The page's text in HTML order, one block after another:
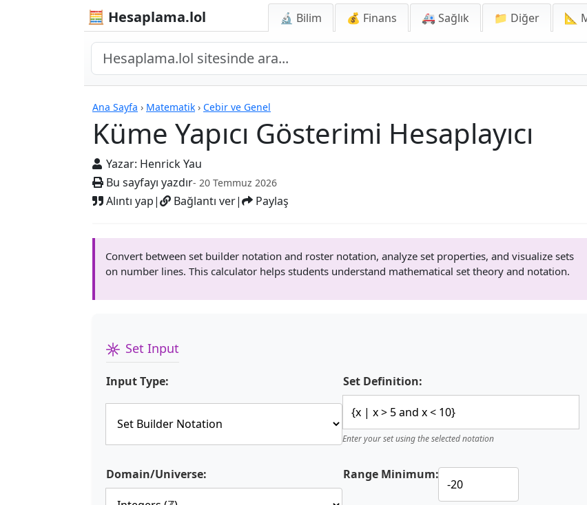
🧮 Hesaplama.lol 🔬 Bilim 💰 Finans 🚑 Sağlık 📁 Diğer 📐
Ana Sayfa › Matematik › Cebir ve Genel
Küme Yapıcı Gösterimi Hesaplayıcı
Yazar: Henrick Yau
Bu sayfayı yazdır- 20 Temmuz 2026
Alıntı yap| Bağlantı ver| Paylaş
Hesap Makineleri
Convert between set builder notation and roster notation, analyze set properties, and visualize sets
on number lines. This calculator helps students understand mathematical set theory and notation.
Set Input
Input Type: Set Definition:
Enter your set using the selected notation
Domain/Universe: Range Minimum: